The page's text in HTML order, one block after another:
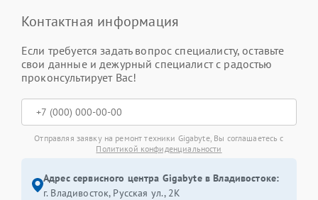
Контактная информация
Если требуется задать вопрос специалисту, оставьте
свои данные и дежурный специалист с радостью
проконсультирует Вас!
Отправляя заявку на ремонт техники Gigabyte, Вы соглашаетесь с
Политикой конфиденциальности
Адрес сервисного центра Gigabyte в Владивостоке:
г. Владивосток, Русская ул., 2К